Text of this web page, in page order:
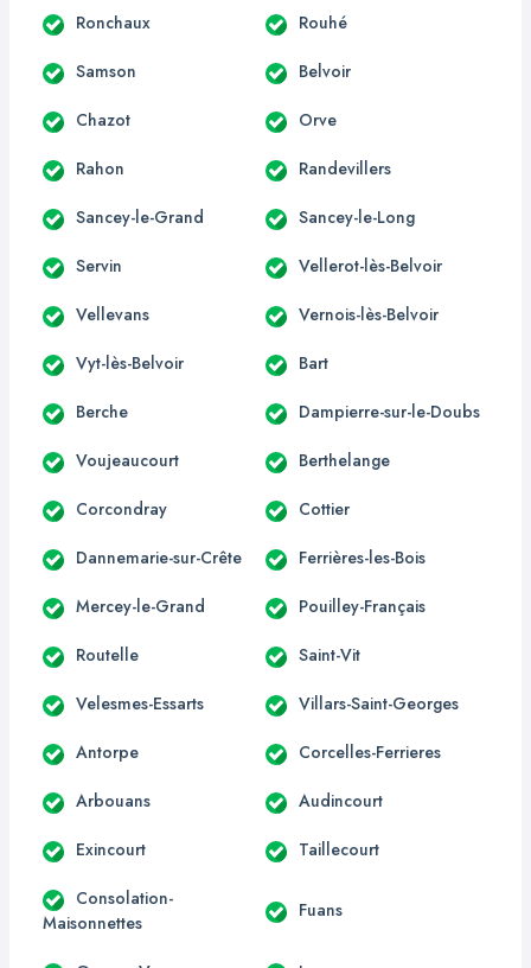
Ronchaux Rouhé
Samson Belvoir
Chazot Orve
Rahon Randevillers
Sancey-le-Grand Sancey-le-Long
Servin Vellerot-lès-Belvoir
Vellevans Vernois-lès-Belvoir
Vyt-lès-Belvoir Bart
Berche Dampierre-sur-le-Doubs
Voujeaucourt Berthelange
Corcondray Cottier
Dannemarie-sur-Crête Ferrières-les-Bois
Mercey-le-Grand Pouilley-Français
Routelle Saint-Vit
Velesmes-Essarts Villars-Saint-Georges
Antorpe Corcelles-Ferrieres
Arbouans Audincourt
Exincourt Taillecourt
Consolation-
Maisonnettes
Fuans